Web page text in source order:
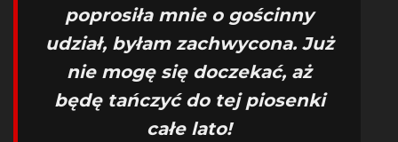
poprosiła mnie o gościnny
udział, byłam zachwycona. Już
nie mogę się doczekać, aż
będę tańczyć do tej piosenki
całe lato!